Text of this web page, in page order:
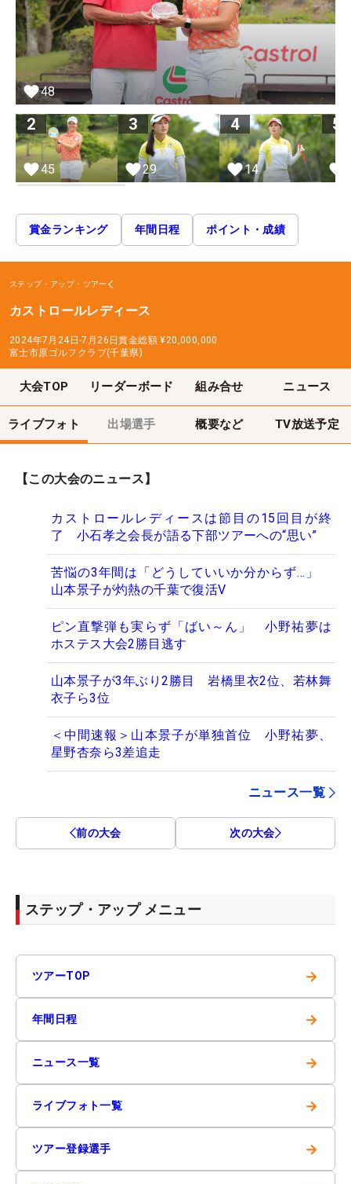
48
2
45
3
29
4
14
5
賞金ランキング 年間日程 ポイント・成績
ステップ・アップ・ツアー
カストロールレディース
2024年7月24日-7月26日賞金総額 ¥20,000,000
富士市原ゴルフクラブ(千葉県)
大会TOP リーダーボード 組み合せ ニュース
ライブフォト 出場選手 概要など TV放送予定
【この大会のニュース】
カストロールレディースは節目の15回目が終
了 小石孝之会長が語る下部ツアーへの“思い”
苦悩の3年間は「どうしていいか分からず…」
山本景子が灼熱の千葉で復活V
ピン直撃弾も実らず「ばい～ん」 小野祐夢は
ホステス大会2勝目逃す
山本景子が3年ぶり2勝目 岩橋里衣2位、若林舞
衣子ら3位
＜中間速報＞山本景子が単独首位 小野祐夢、
星野杏奈ら3差追走
ニュース一覧
前の大会 次の大会
ステップ・アップ メニュー
ツアーTOP →
年間日程 →
ニュース一覧 →
ライブフォト一覧 →
ツアー登録選手 →